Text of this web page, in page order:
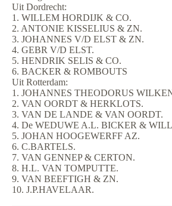
Uit Dordrecht:
1. WILLEM HORDIJK & CO.
2. ANTONIE KISSELIUS & ZN.
3. JOHANNES V/D ELST & ZN.
4. GEBR V/D ELST.
5. HENDRIK SELIS & CO.
6. BACKER & ROMBOUTS
Uit Rotterdam:
1. JOHANNES THEODORUS
2. VAN OORDT & HERKLOTS.
3. VAN DE LANDE & VAN OORDT.
4. De WEDUWE A.L. BICKER &
5. JOHAN HOOGEWERFF AZ.
6. C.BARTELS.
7. VAN GENNEP & CERTON.
8. H.L. VAN TOMPUTTE.
9. VAN BEEFTIGH & ZN.
10. J.P.HAVELAAR.